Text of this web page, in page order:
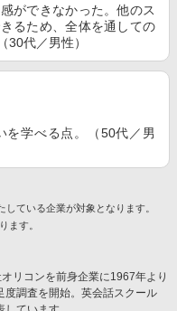
ができなかった。他のス
るため、全体を通しての
30代／男性）
を学べる点。（50代／男
ている企業が対象となります。
ます。
リコンを前身企業に1967年より
調査を開始。英会話スクール